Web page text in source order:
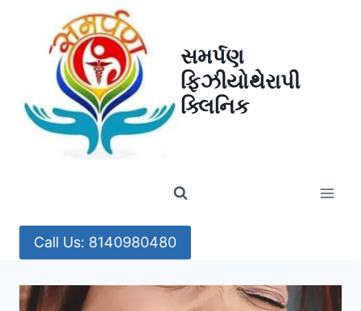
સમર્પણ
ફિઝીયોથેરાપી
ક્લિનિક
Call Us: 8140980480